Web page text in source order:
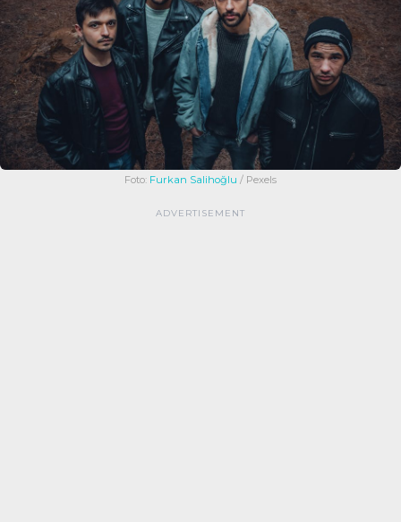
Foto: Furkan Salihoğlu / Pexels